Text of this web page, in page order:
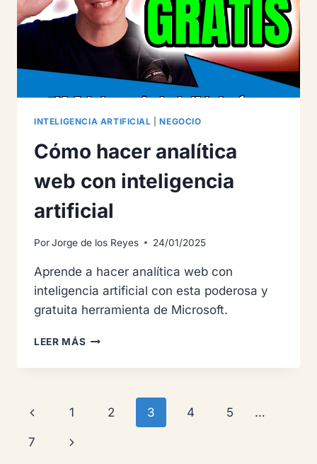
INTELIGENCIA ARTIFICIAL |NEGOCIO
Cómo hacer analítica
web con inteligencia
artificial
PorJorge de los Reyes 24/01/2025
Aprende a hacer analítica web con
inteligencia artificial con esta poderosa y
gratuita herramienta de Microsoft.
LEER MÁSCÓMO
ANALÍTICA
INTELIGENCIA
ARTIFICIAL
Navegación
de
Página
anterior
1 2 3 4 5 …
7
Siguiente